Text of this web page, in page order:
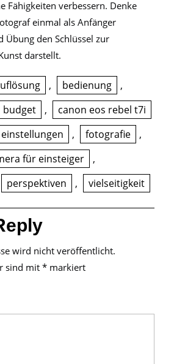
Fähigkeiten verbessern. Denke
einmal als Anfänger
Übung den Schlüssel zur
darstellt.
, bedienung
,
budget ,
canon eos rebel t7i
einstellungen , fotografie
,
für einsteiger
,
perspektiven , vielseitigkeit
wird nicht veröffentlicht.
sind mit * markiert